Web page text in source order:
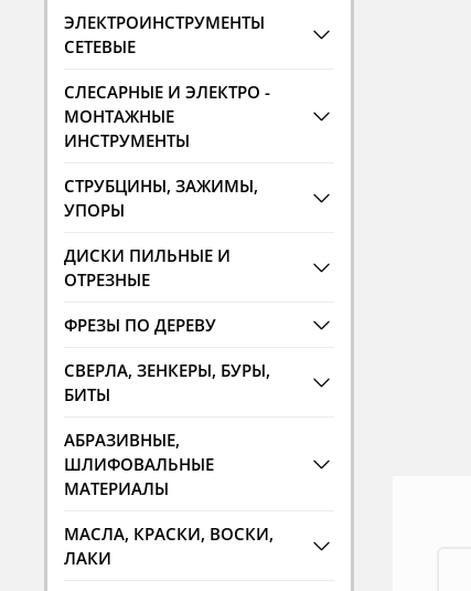
ЭЛЕКТРОИНСТРУМЕНТЫ
СЕТЕВЫЕ
СЛЕСАРНЫЕ И ЭЛЕКТРО -
МОНТАЖНЫЕ
ИНСТРУМЕНТЫ
СТРУБЦИНЫ, ЗАЖИМЫ,
УПОРЫ
ДИСКИ ПИЛЬНЫЕ И
ОТРЕЗНЫЕ
ФРЕЗЫ ПО ДЕРЕВУ
СВЕРЛА, ЗЕНКЕРЫ, БУРЫ,
БИТЫ
АБРАЗИВНЫЕ,
ШЛИФОВАЛЬНЫЕ
МАТЕРИАЛЫ
МАСЛА, КРАСКИ, ВОСКИ,
ЛАКИ